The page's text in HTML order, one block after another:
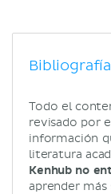
Bibliografía
Todo el
revisado por
información
literatura
Kenhub no
aprender